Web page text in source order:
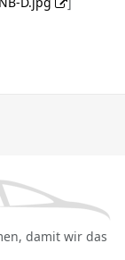
damit wir das